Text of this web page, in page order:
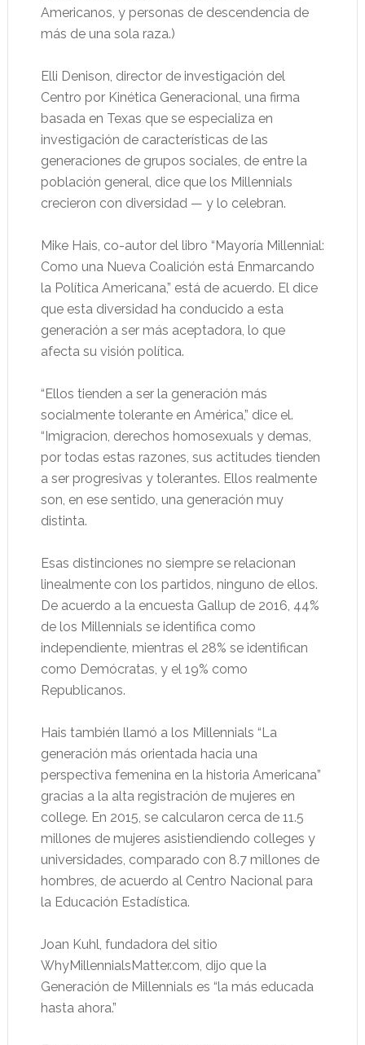
Americanos, y personas de descendencia de
más de una sola raza.)
Elli Denison, director de investigación del
Centro por Kinética Generacional, una firma
basada en Texas que se especializa en
investigación de características de las
generaciones de grupos sociales, de entre la
población general, dice que los Millennials
crecieron con diversidad — y lo celebran.
Mike Hais, co-autor del libro “Mayoría Millennial:
Como una Nueva Coalición está Enmarcando
la Política Americana,” está de acuerdo. El dice
que esta diversidad ha conducido a esta
generación a ser más aceptadora, lo que
afecta su visión política.
“Ellos tienden a ser la generación más
socialmente tolerante en América,” dice el.
“Imigracion, derechos homosexuals y demas,
por todas estas razones, sus actitudes tienden
a ser progresivas y tolerantes. Ellos realmente
son, en ese sentido, una generación muy
distinta.
Esas distinciones no siempre se relacionan
linealmente con los partidos, ninguno de ellos.
De acuerdo a la encuesta Gallup de 2016, 44%
de los Millennials se identifica como
independiente, mientras el 28% se identifican
como Demócratas, y el 19% como
Republicanos.
Hais también llamó a los Millennials “La
generación más orientada hacia una
perspectiva femenina en la historia Americana”
gracias a la alta registración de mujeres en
college. En 2015, se calcularon cerca de 11.5
millones de mujeres asistiendiendo colleges y
universidades, comparado con 8.7 millones de
hombres, de acuerdo al Centro Nacional para
la Educación Estadística.
Joan Kuhl, fundadora del sitio
WhyMillennialsMatter.com, dijo que la
Generación de Millennials es “la más educada
hasta ahora.”